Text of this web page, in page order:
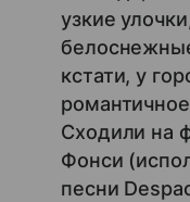
узкие
кстати, у
Сходили на
Фонси
песни